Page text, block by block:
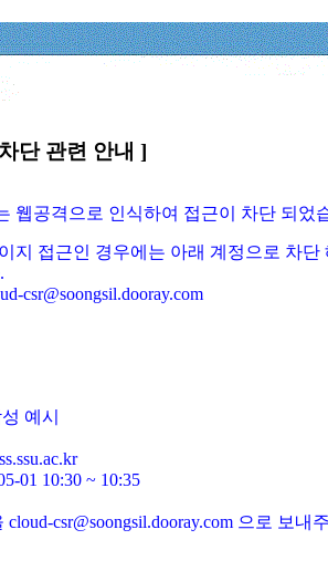
단 관련 안내 ]
웹공격으로 인식하여 접근이 차단 되었
지 접근인 경우에는 아래 계정으로 차단
csr@soongsil.dooray.com
예시
01 10:30 ~ 10:35
csr@soongsil.dooray.com 으로 보내